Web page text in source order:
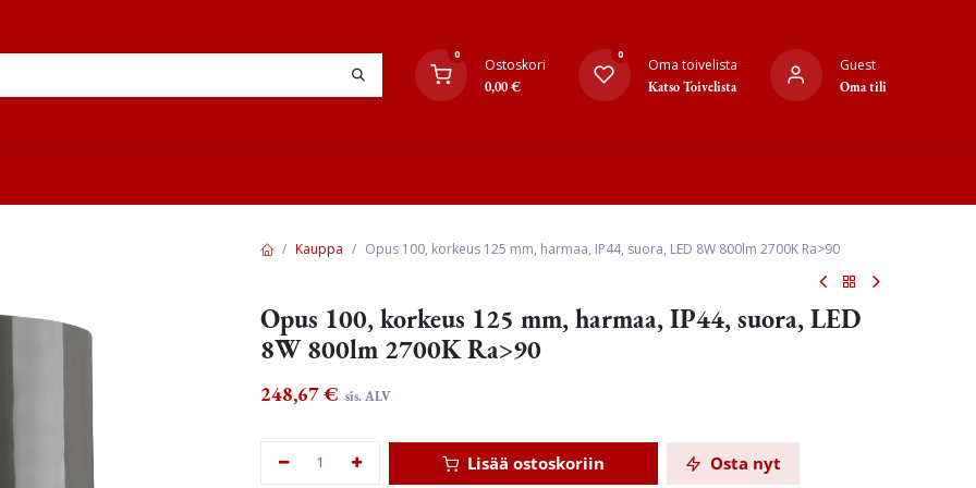
0
Ostoskori
0,00€
0
Oma toivelista
Katso Toivelista
Guest
Oma tili
Kauppa Opus 100, korkeus 125 mm, harmaa, IP44, suora, LED 8W 800lm 2700K Ra>90
Opus 100, korkeus 125 mm, harmaa, IP44, suora, LED
8W 800lm 2700K Ra>90
248,67€ sis. ALV
Lisää ostoskoriin Osta nyt